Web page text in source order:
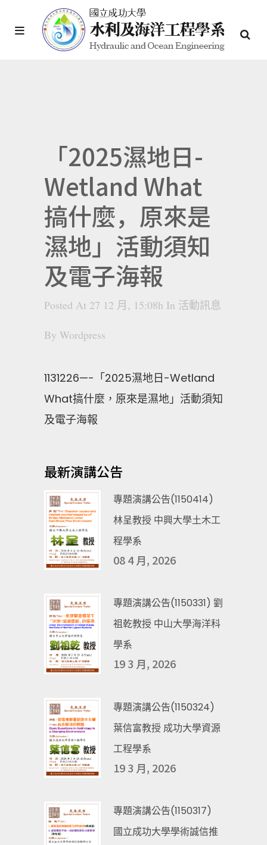
「2025濕地日-
Wetland What
搞什麼，原來是
濕地」活動須知
及電子海報
Posted At 27 12 月, 15:08h In 活動訊息
By Wordpress
1131226—-「2025濕地日-Wetland
What搞什麼，原來是濕地」活動須知
及電子海報
最新演講公告
專題演講公告(1150414)
林呈教授 中興大學土木工
程學系
08 4 月, 2026
專題演講公告(1150331) 劉
祖乾教授 中山大學海洋科
學系
19 3 月, 2026
專題演講公告(1150324)
葉信富教授 成功大學資源
工程學系
19 3 月, 2026
專題演講公告(1150317)
國立成功大學學術誠信推